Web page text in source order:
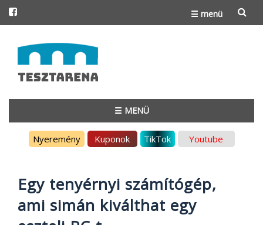
☰ menü
to
content
☰ MENÜ
Nyeremény Kuponok TikTok Youtube
Egy tenyérnyi számítógép,
ami simán kiválthat egy